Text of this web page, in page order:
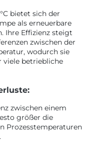
bietet sich der
als erneuerbare
Ihre Effizienz steigt
zwischen der
wodurch sie
viele betriebliche
zwischen einem
größer die
Prozesstemperaturen